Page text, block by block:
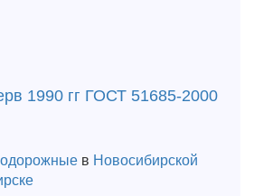
1990 гг ГОСТ 51685-2000
в Новосибирской